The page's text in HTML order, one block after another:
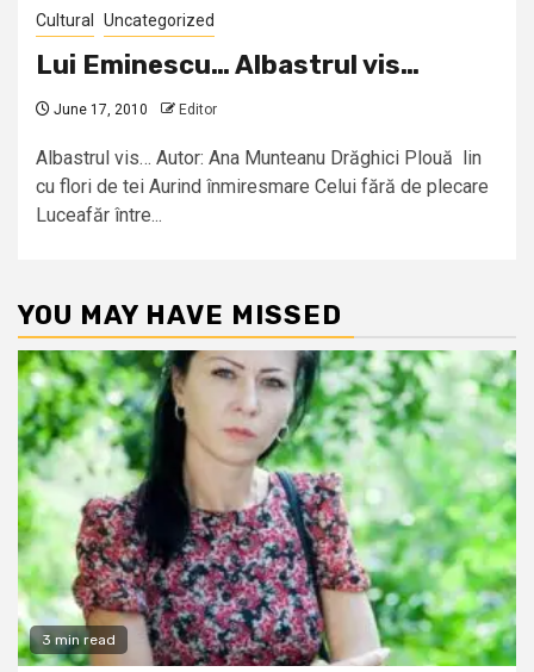
Cultural Uncategorized
Lui Eminescu… Albastrul vis…
June 17, 2010 Editor
Albastrul vis… Autor: Ana Munteanu Drăghici Plouă lin
cu flori de tei Aurind înmiresmare Celui fără de plecare
Luceafăr între...
YOU MAY HAVE MISSED
3 min read